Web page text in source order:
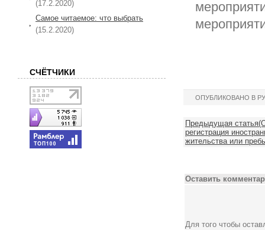
ОПУБЛИКОВАНО В
Предыдущая
регистрация
жительства или
Оставить
Для того чтобы
(17.2.2020)
Самое читаемое: что выбрать
(15.2.2020)
СЧЁТЧИКИ